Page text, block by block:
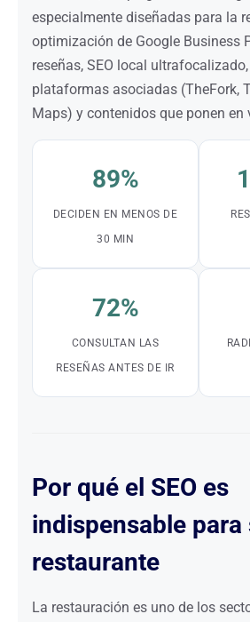
especialmente diseñadas para la
optimización de Google Business
reseñas, SEO local
plataformas asociadas (TheFork,
Maps) y contenidos que ponen en
89%
DECIDEN EN MENOS DE
30 MIN
72%
CONSULTAN LAS
RESEÑAS ANTES DE IR
Por qué el SEO es
indispensable para
restaurante
La restauración es uno de los